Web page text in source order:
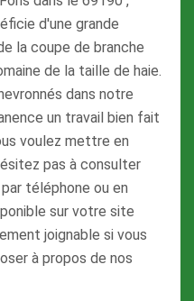
d'une grande
la coupe de branche
de la taille de haie.
dans notre
un travail bien fait
voulez mettre en
pas à consulter
téléphone ou en
sur votre site
joignable si vous
à propos de nos